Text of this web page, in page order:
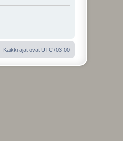
Kaikki ajat ovat UTC+03:00